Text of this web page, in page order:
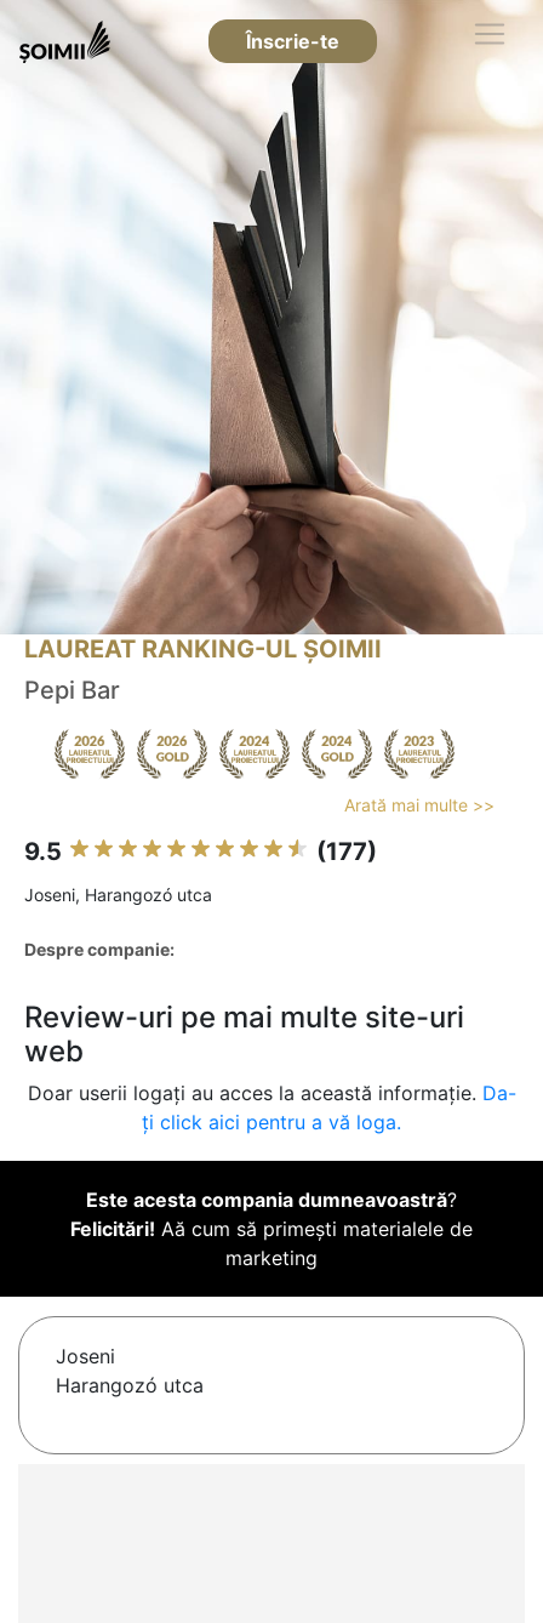
Înscrie-te
LAUREAT RANKING-UL ȘOIMII
Pepi Bar
Arată mai multe >>
9.5 (177)
Joseni, Harangozó utca
Despre companie:
Review-uri pe mai multe site-uri
web
Doar userii logați au acces la această informație. Da-
ți click aici pentru a vă loga.
Este acesta compania dumneavoastră?
Felicitări! Aă cum să primești materialele de
marketing
Joseni
Harangozó utca